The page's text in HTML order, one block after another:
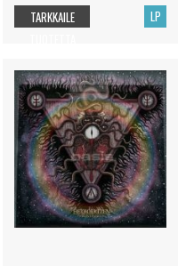
LP
TARKKAILE